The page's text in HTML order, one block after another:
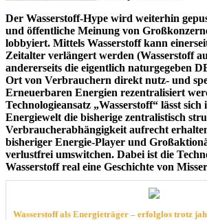
Der Wasserstoff-Hype wird weiterhin
und öffentliche Meinung von
lobbyiert. Mittels Wasserstoff kann
Zeitalter verlängert werden (Wasserstoff
andererseits die eigentlich naturgegeben
Ort von Verbrauchern direkt nutz- und
Erneuerbaren Energien rezentralisiert
Technologieansatz „Wasserstoff“ lässt
Energiewelt die bisherige zentralistisch
Verbraucherabhängigkeit aufrecht
bisheriger Energie-Player und
verlustfrei umswitchen. Dabei ist die
Wasserstoff real eine Geschichte von
Wasserstoff als Energieträger – erfolglos trotz